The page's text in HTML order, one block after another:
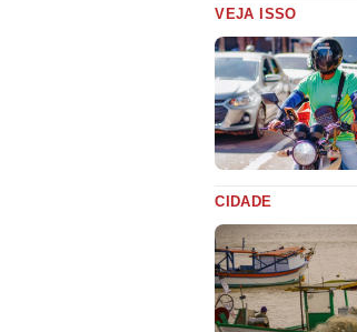
VEJA ISSO
CIDADE